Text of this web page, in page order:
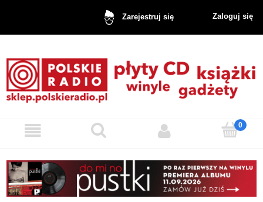
Zarejestruj się Zaloguj się